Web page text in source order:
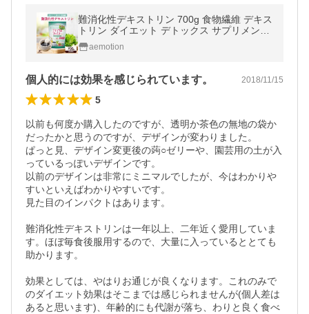
難消化性デキストリン 700g 食物繊維 デキス
トリン ダイエット デトックス サプリメント
健康 大容量 非遺伝子組換え 粉末 パウダー
送料無料 爆買 Y
aemotion
個人的には効果を感じられています。 2018/11/15
5
以前も何度か購入したのですが、透明か茶色の無地の袋か
だったかと思うのですが、デザインが変わりました。
ぱっと見、デザイン変更後の蒟○ゼリーや、園芸用の土が入
っているっぽいデザインです。
以前のデザインは非常にミニマルでしたが、今はわかりや
すいといえばわかりやすいです。
見た目のインパクトはあります。
難消化性デキストリンは一年以上、二年近く愛用していま
す。ほぼ毎食後服用するので、大量に入っているととても
助かります。
効果としては、やはりお通じが良くなります。これのみで
のダイエット効果はそこまでは感じられませんが(個人差は
あると思います)、年齢的にも代謝が落ち、わりと良く食べ